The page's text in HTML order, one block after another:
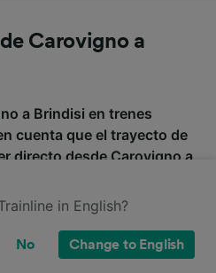
Carovigno a
a Brindisi en trenes
cuenta que el trayecto de
directo desde Carovigno a
que compruebes si
al buscar tus billetes.
in English?
No Change to English